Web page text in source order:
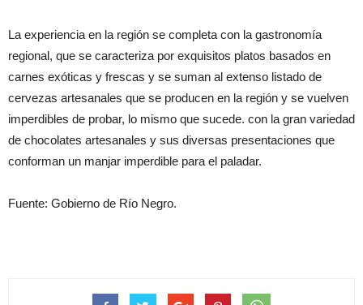
La experiencia en la región se completa con la gastronomía
regional, que se caracteriza por exquisitos platos basados ​​en
carnes exóticas y frescas y se suman al extenso listado de
cervezas artesanales que se producen en la región y se vuelven
imperdibles de probar, lo mismo que sucede. con la gran variedad
de chocolates artesanales y sus diversas presentaciones que
conforman un manjar imperdible para el paladar.
Fuente: Gobierno de Río Negro.